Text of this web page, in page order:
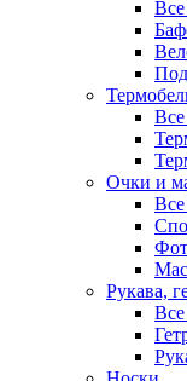
Все
Очки и
Рукава,
Все